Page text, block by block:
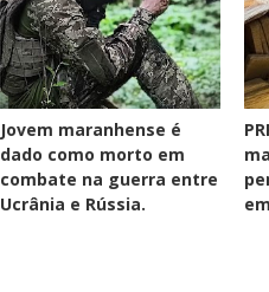
Jovem maranhense é
dado como morto em
combate na guerra entre
Ucrânia e Rússia.